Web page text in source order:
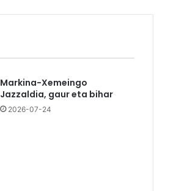
Markina-Xemeingo
Jazzaldia, gaur eta bihar
2026-07-24